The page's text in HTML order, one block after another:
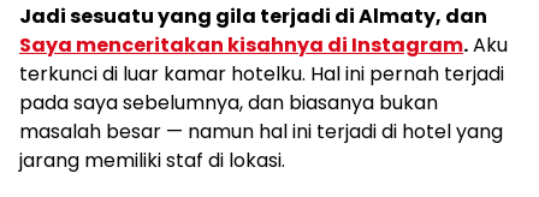
Jadi sesuatu yang gila terjadi di Almaty, dan
Saya menceritakan kisahnya di Instagram.Aku
terkunci di luar kamar hotelku. Hal ini pernah terjadi
pada saya sebelumnya, dan biasanya bukan
masalah besar — ​​namun hal ini terjadi di hotel yang
jarang memiliki staf di lokasi.